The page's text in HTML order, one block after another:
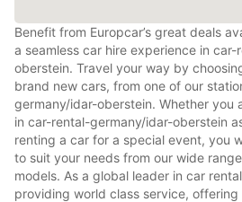
Benefit from Europcar’s great deals
a seamless car hire experience in
oberstein. Travel your way by
brand new cars, from one of our
germany/idar-oberstein. Whether you
in car-rental-germany/idar-oberstein
renting a car for a special event, you
to suit your needs from our wide
models. As a global leader in car
providing world class service,